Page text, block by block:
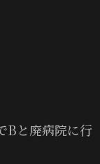
Bと廃病院に行